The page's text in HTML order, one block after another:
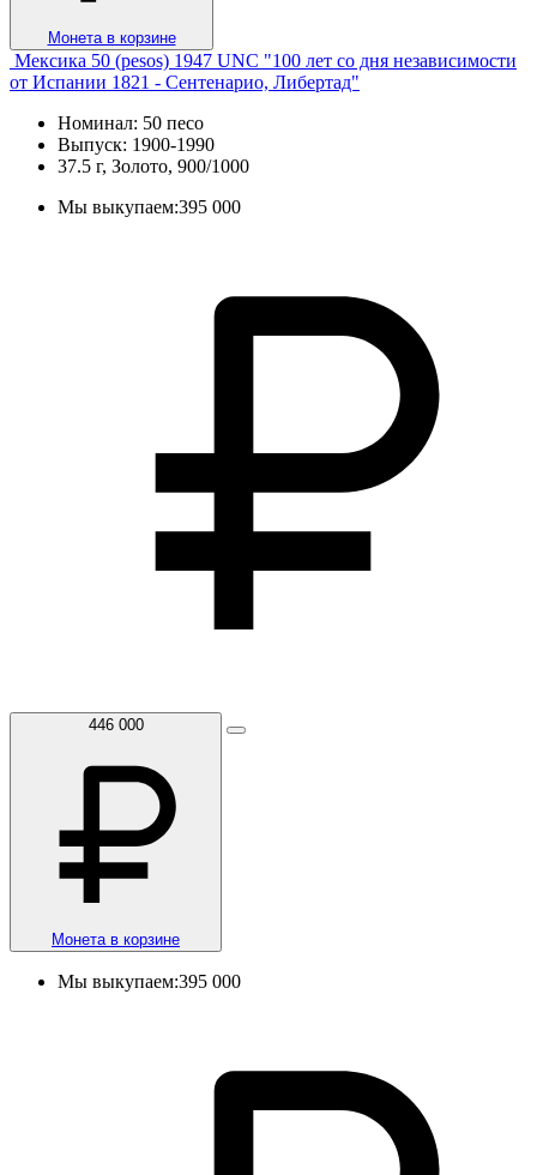
Монета в корзине
Мексика 50 (pesos) 1947 UNC "100 лет со дня независимости
от Испании 1821 - Сентенарио, Либертад"
Номинал: 50 песо
Выпуск: 1900-1990
37.5 г, Золото, 900/1000
Мы выкупаем:395 000
446 000
Монета в корзине
Мы выкупаем:395 000